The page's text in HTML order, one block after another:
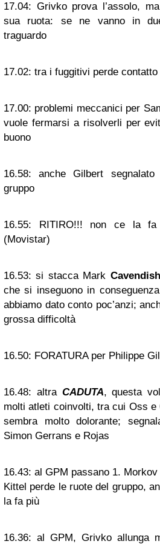
17.04: Grivko prova l’assolo,
sua ruota: se ne vanno in
traguardo
17.02: tra i fuggitivi perde
17.00: problemi meccanici per
vuole fermarsi a risolverli per
buono
16.58: anche Gilbert
gruppo
16.55: RITIRO!!! non ce la fa
(Movistar)
16.53: si stacca Mark Cavendish
che si inseguono in
abbiamo dato conto poc’anzi;
grossa difficoltà
16.50: FORATURA per Philippe
16.48: altra CADUTA, questa
molti atleti coinvolti, tra cui Oss e
sembra molto dolorante;
Simon Gerrans e Rojas
16.43: al GPM passano 1.
Kittel perde le ruote del gruppo,
la fa più
16.36: al GPM, Grivko allunga